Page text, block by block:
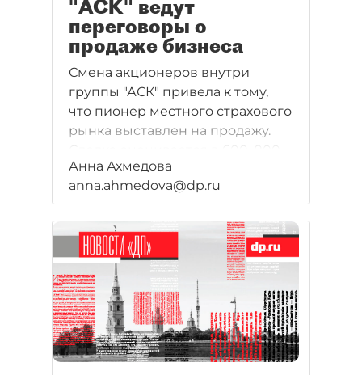
"АСК" ведут
переговоры о
продаже бизнеса
Смена акционеров внутри
группы "АСК" привела к тому,
что пионер местного страхового
рынка выставлен на продажу.
млн рублей. Вероятным
покупателем называют
"Ингосстрах".
Анна Ахмедова
anna.ahmedova@dp.ru